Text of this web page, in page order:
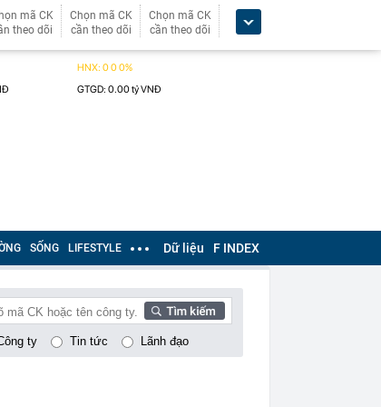
mã CK
theo dõi
Chọn mã CK
cần theo dõi
Chọn mã CK
cần theo dõi
SỐNG LIFESTYLE Dữ liệu F INDEX
ty Tin tức Lãnh đạo